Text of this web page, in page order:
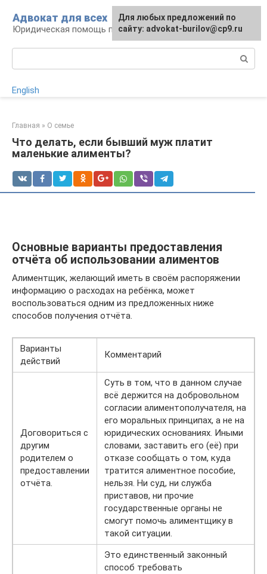
контенту
Адвокат для всех
Юридическая помощь по любому вопросу
English
Главная » О семье
Что делать, если бывший муж платит
маленькие алименты?
Основные варианты предоставления
отчёта об использовании алиментов
Алиментщик, желающий иметь в своём распоряжении
информацию о расходах на ребёнка, может
воспользоваться одним из предложенных ниже
способов получения отчёта.
Варианты
действий
Комментарий
Договориться с
другим
родителем о
предоставлении
отчёта.
Суть в том, что в данном случае
всё держится на добровольном
согласии алиментополучателя, на
его моральных принципах, а не на
юридических основаниях. Иными
словами, заставить его (её) при
отказе сообщать о том, куда
тратится алиментное пособие,
нельзя. Ни суд, ни служба
приставов, ни прочие
государственные органы не
смогут помочь алиментщику в
такой ситуации.
Это единственный законный
способ требовать
Для любых предложений по
сайту: advokat-burilov@cp9.ru